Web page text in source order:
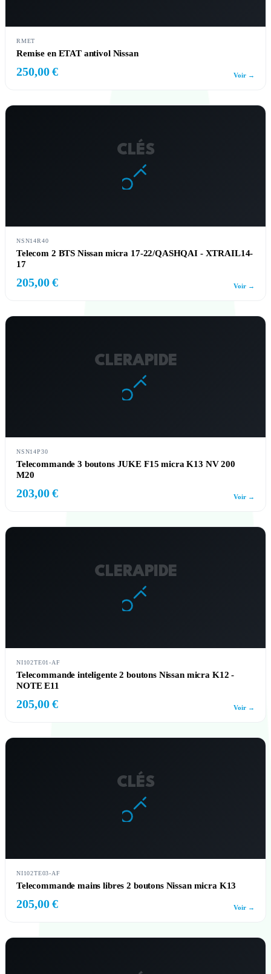
RMET
Remise en ETAT antivol Nissan
250,00 € Voir →
CLÉS
NSN14R40
Telecom 2 BTS Nissan micra 17-22/QASHQAI - XTRAIL14-
17
205,00 € Voir →
CLERAPIDE
NSN14P30
Telecommande 3 boutons JUKE F15 micra K13 NV 200
M20
203,00 € Voir →
CLERAPIDE
NI102TE01-AF
Telecommande inteligente 2 boutons Nissan micra K12 -
NOTE E11
205,00 € Voir →
CLÉS
NI102TE03-AF
Telecommande mains libres 2 boutons Nissan micra K13
205,00 € Voir →